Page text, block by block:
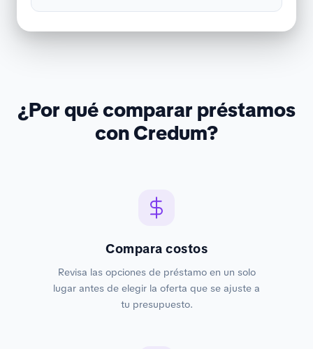
¿Por qué comparar préstamos
con Credum?
Compara costos
Revisa las opciones de préstamo en un solo
lugar antes de elegir la oferta que se ajuste a
tu presupuesto.